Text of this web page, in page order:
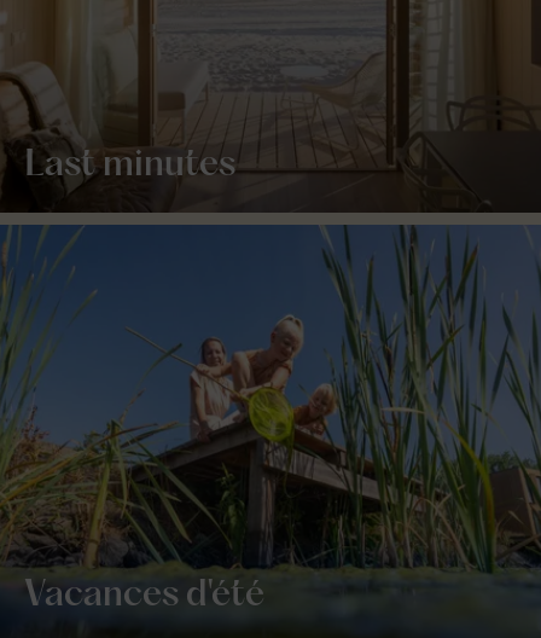
Last minutes
Vacances d'été